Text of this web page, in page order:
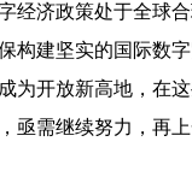
经济政策处于全球
构建坚实的国际数
为开放新高地，在
亟需继续努力，再上